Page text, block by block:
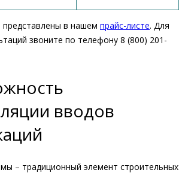
представлены в нашем прайс-листе. Для
звоните по телефону 8 (800) 201-
вводов
– традиционный элемент строительных